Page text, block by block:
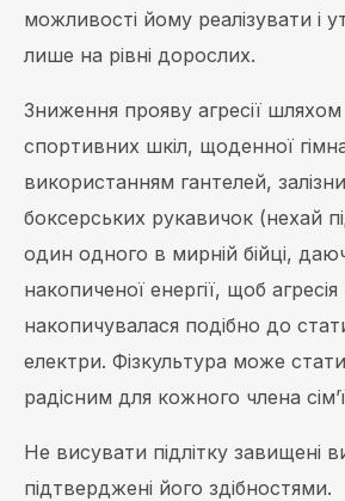
можливості йому реалізувати і
лише на рівні дорослих.
Зниження прояву агресії шляхом
спортивних шкіл, щоденної
використанням гантелей,
боксерських рукавичок (нехай
один одного в мирній бійці,
накопиченої енергії, щоб агресія
накопичувалася подібно до
електри. Фізкультура може
радісним для кожного члена
Не висувати підлітку завищені
підтверджені його здібностями.